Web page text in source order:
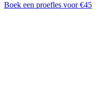
Boek een proefles voor €45